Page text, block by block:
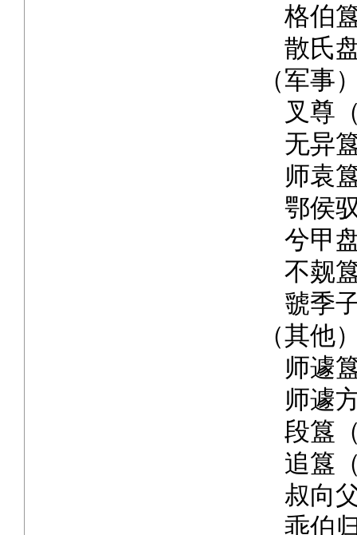
格伯
散氏
（军事
叉尊
无异
师袁
鄂侯
兮甲
不觌
虢季
（其他
师遽
师遽
段簋
追簋
叔向
乖伯